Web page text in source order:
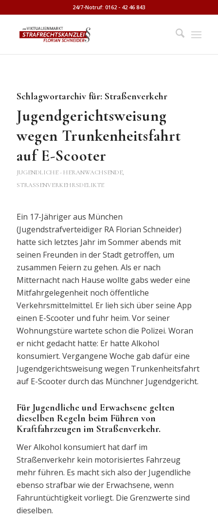
24/7-Notruf: 0162 - 42 46 843
Schlagwortarchiv für: Straßenverkehr
Jugendgerichtsweisung
wegen Trunkenheitsfahrt
auf E-Scooter
JUGENDLICHE - HERANWACHSENDE,
STRASSENVERKEHRSDELIKTE
Ein 17-Jähriger aus München
(Jugendstrafverteidiger RA Florian Schneider)
hatte sich letztes Jahr im Sommer abends mit
seinen Freunden in der Stadt getroffen, um
zusammen Feiern zu gehen. Als er nach
Mitternacht nach Hause wollte gabs weder eine
Mitfahrgelegenheit noch öffentliche
Verkehrsmittelmittel. Er lieh sich über seine App
einen E-Scooter und fuhr heim. Vor seiner
Wohnungstüre wartete schon die Polizei. Woran
er nicht gedacht hatte: Er hatte Alkohol
konsumiert. Vergangene Woche gab dafür eine
Jugendgerichtsweisung wegen Trunkenheitsfahrt
auf E-Scooter durch das Münchner Jugendgericht.
Für Jugendliche und Erwachsene gelten
dieselben Regeln beim Führen von
Kraftfahrzeugen im Straßenverkehr.
Wer Alkohol konsumiert hat darf im
Straßenverkehr kein motorisiertes Fahrzeug
mehr führen. Es macht sich also der Jugendliche
ebenso strafbar wie der Erwachsene, wenn
Fahruntüchtigkeit vorliegt. Die Grenzwerte sind
dieselben.